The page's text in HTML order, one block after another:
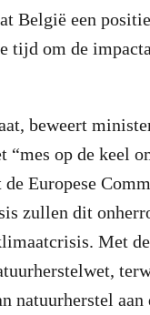
België een
tijd om de
beweert
op de keel
Europese
zullen dit
Met
natuurherstel